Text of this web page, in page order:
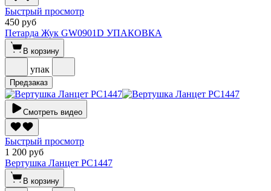
Быстрый просмотр
450 руб
Петарда Жук GW0901D УПАКОВКА
В корзину
упак
Предзаказ
Смотреть видео
Быстрый просмотр
1 200 руб
Вертушка Ланцет РС1447
В корзину